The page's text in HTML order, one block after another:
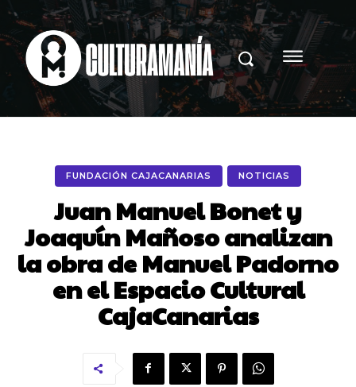
FUNDACIÓN CAJACANARIAS NOTICIAS
Juan Manuel Bonet y
Joaquín Mañoso analizan
la obra de Manuel Padorno
en el Espacio Cultural
CajaCanarias